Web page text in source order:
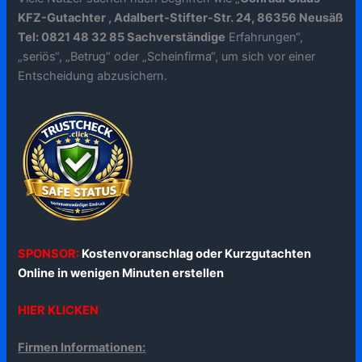
KFZ-Gutachter , Adalbert-Stifter-Str. 24, 86356 Neusäß
Tel: 0821 48 32 85 Sachverständige Erfahrungen“,
„seriös“, „Betrug“ oder „Scheinfirma“, um sich vor einer
Entscheidung abzusichern.
SPONSOR: Kostenvoranschlag oder Kurzgutachten
Online in wenigen Minuten erstellen
HIER KLICKEN
Firmen Informationen: